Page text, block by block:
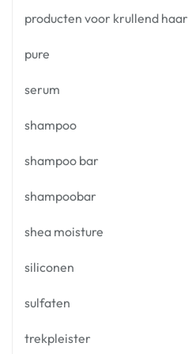
producten voor krullend haar
pure
serum
shampoo
shampoo bar
shampoobar
shea moisture
siliconen
sulfaten
trekpleister